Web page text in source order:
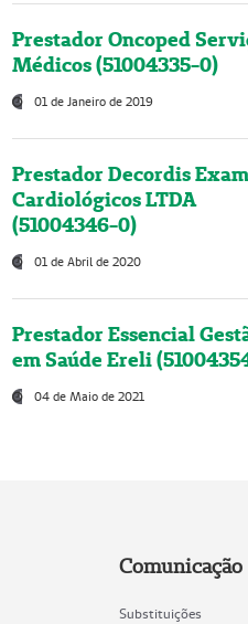
Prestador Oncoped
Médicos (51004335-0)
01 de Janeiro de 2019
Prestador Decordis
Cardiológicos LTDA
(51004346-0)
01 de Abril de 2020
Prestador Essencial
em Saúde Ereli
04 de Maio de 2021
Comunicação
Substituições